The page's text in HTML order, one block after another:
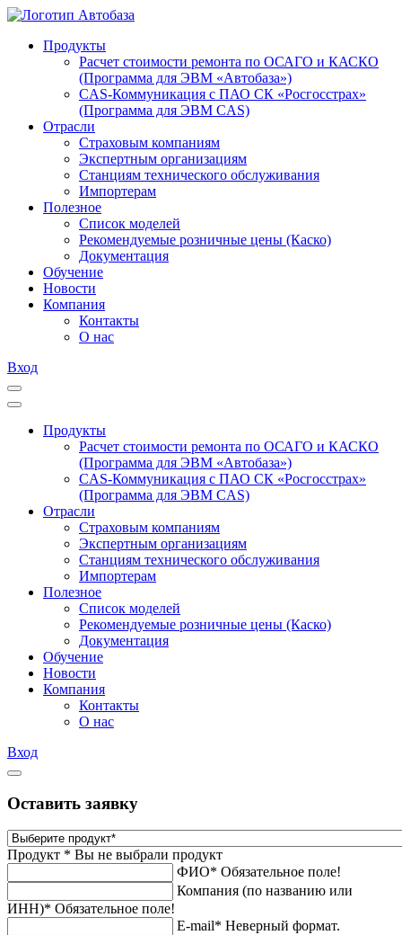
Продукты
Расчет стоимости ремонта по ОСАГО и КАСКО
(Программа для ЭВМ «Автобаза»)
CAS-Коммуникация с ПАО СК «Росгосстрах»
(Программа для ЭВМ CAS)
Отрасли
Страховым компаниям
Экспертным организациям
Станциям технического обслуживания
Импортерам
Полезное
Список моделей
Рекомендуемые розничные цены (Каско)
Документация
Обучение
Новости
Компания
Контакты
О нас
Вход
Продукты
Расчет стоимости ремонта по ОСАГО и КАСКО
(Программа для ЭВМ «Автобаза»)
CAS-Коммуникация с ПАО СК «Росгосстрах»
(Программа для ЭВМ CAS)
Отрасли
Страховым компаниям
Экспертным организациям
Станциям технического обслуживания
Импортерам
Полезное
Список моделей
Рекомендуемые розничные цены (Каско)
Документация
Обучение
Новости
Компания
Контакты
О нас
Вход
Оставить заявку
Продукт * Вы не выбрали продукт
ФИО* Обязательное поле!
Компания (по названию или
ИНН)* Обязательное поле!
E-mail* Неверный формат.